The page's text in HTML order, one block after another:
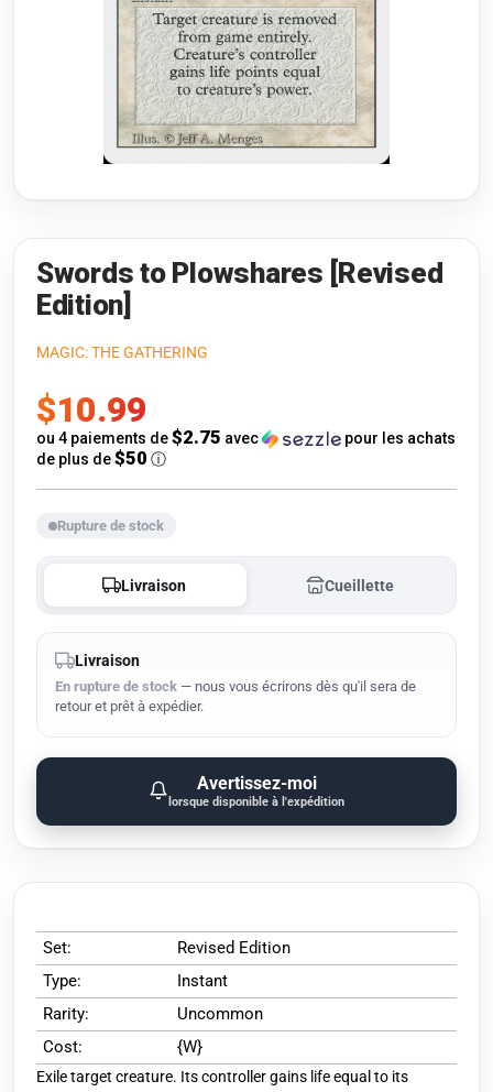
Riftbound: League of Legends
Flesh and Blood
Pokémon
Gundam Card Game
Warlord: Saga of the Storm
Accessoires
🎁 Cartes-Cadeaux
Swords to Plowshares [Revised
Edition]
MAGIC: THE GATHERING
Prix
de
vente
$10.99
ou 4 paiements de$2.75 avec
pour les achats
de plus de$50 ⓘ
Rupture de stock
Livraison Cueillette
Livraison
En rupture de stock — nous vous écrirons dès qu'il sera de
retour et prêt à expédier.
Avertissez-moi
lorsque disponible à l'expédition
Set:
Revised Edition
Type:
Instant
Rarity:
Uncommon
Cost:
{W}
Exile target creature. Its controller gains life equal to its